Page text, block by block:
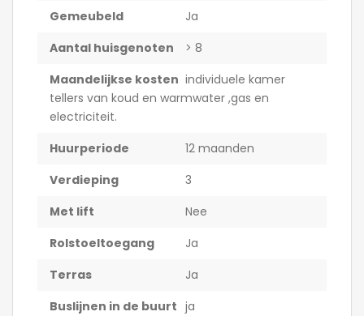
Gemeubeld
Ja
Aantal huisgenoten
> 8
Maandelijkse kosten individuele kamer
tellers van koud en warmwater ,gas en
electriciteit.
Huurperiode
12 maanden
Verdieping
3
Met lift
Nee
Rolstoeltoegang
Ja
Terras
Ja
Buslijnen in de buurt ja